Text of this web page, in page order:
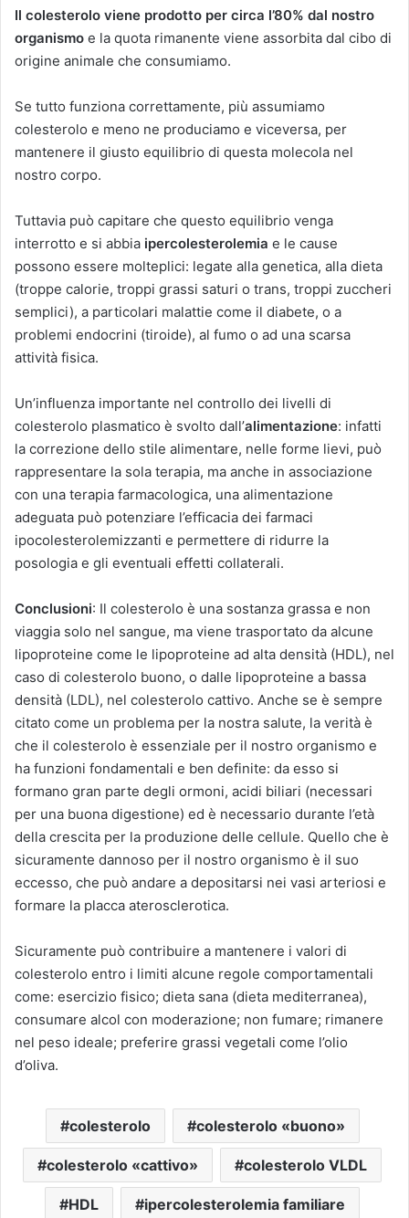
Il colesterolo viene prodotto per circa l’80% dal nostro
organismo e la quota rimanente viene assorbita dal cibo di
origine animale che consumiamo.
Se tutto funziona correttamente, più assumiamo
colesterolo e meno ne produciamo e viceversa, per
mantenere il giusto equilibrio di questa molecola nel
nostro corpo.
Tuttavia può capitare che questo equilibrio venga
interrotto e si abbia ipercolesterolemia e le cause
possono essere molteplici: legate alla genetica, alla dieta
(troppe calorie, troppi grassi saturi o trans, troppi zuccheri
semplici), a particolari malattie come il diabete, o a
problemi endocrini (tiroide), al fumo o ad una scarsa
attività fisica.
Un’influenza importante nel controllo dei livelli di
colesterolo plasmatico è svolto dall’alimentazione: infatti
la correzione dello stile alimentare, nelle forme lievi, può
rappresentare la sola terapia, ma anche in associazione
con una terapia farmacologica, una alimentazione
adeguata può potenziare l’efficacia dei farmaci
ipocolesterolemizzanti e permettere di ridurre la
posologia e gli eventuali effetti collaterali.
Conclusioni: Il colesterolo è una sostanza grassa e non
viaggia solo nel sangue, ma viene trasportato da alcune
lipoproteine come le lipoproteine ad alta densità (HDL), nel
caso di colesterolo buono, o dalle lipoproteine a bassa
densità (LDL), nel colesterolo cattivo. Anche se è sempre
citato come un problema per la nostra salute, la verità è
che il colesterolo è essenziale per il nostro organismo e
ha funzioni fondamentali e ben definite: da esso si
formano gran parte degli ormoni, acidi biliari (necessari
per una buona digestione) ed è necessario durante l’età
della crescita per la produzione delle cellule. Quello che è
sicuramente dannoso per il nostro organismo è il suo
eccesso, che può andare a depositarsi nei vasi arteriosi e
formare la placca aterosclerotica.
Sicuramente può contribuire a mantenere i valori di
colesterolo entro i limiti alcune regole comportamentali
come: esercizio fisico; dieta sana (dieta mediterranea),
consumare alcol con moderazione; non fumare; rimanere
nel peso ideale; preferire grassi vegetali come l’olio
d’oliva.
colesterolo colesterolo «buono»
colesterolo «cattivo» colesterolo VLDL
HDL ipercolesterolemia familiare